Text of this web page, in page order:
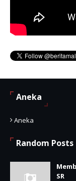
Aneka
Aneka
Random Posts
SR